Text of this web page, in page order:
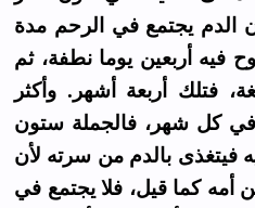
اﻟﺪﻡ ﻳﺠﺘﻤﻊ ﻓﻲ اﻟﺮﺣﻢ ﻣﺪﺓ
ﻓﻴﻪ ﺃﺭﺑﻌﻴﻦ ﻳﻮﻣﺎ ﻧﻄﻔﺔ، ﺛﻢ
ﻓﺘﻠﻚ ﺃﺭﺑﻌﺔ ﺃﺷﻬﺮ. ﻭﺃﻛﺜﺮ
ﻛﻞ ﺷﻬﺮ، ﻓﺎﻟﺠﻤﻠﺔ ﺳﺘﻮﻥ
ﻓﻴﺘﻐﺬﻯ ﺑﺎﻟﺪﻡ ﻣﻦ ﺳﺮﺗﻪ ﻷﻥ
ﺃﻣﻪ ﻛﻤﺎ ﻗﻴﻞ، ﻓﻼ ﻳﺠﺘﻤﻊ ﻓﻲ